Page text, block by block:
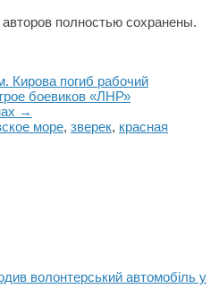
полностью сохранены.
Кирова погиб рабочий
боевиков «ЛНР»
→
море, зверек, красная